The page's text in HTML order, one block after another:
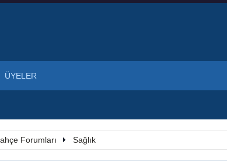
Forumları Sağlık
ÜYELER